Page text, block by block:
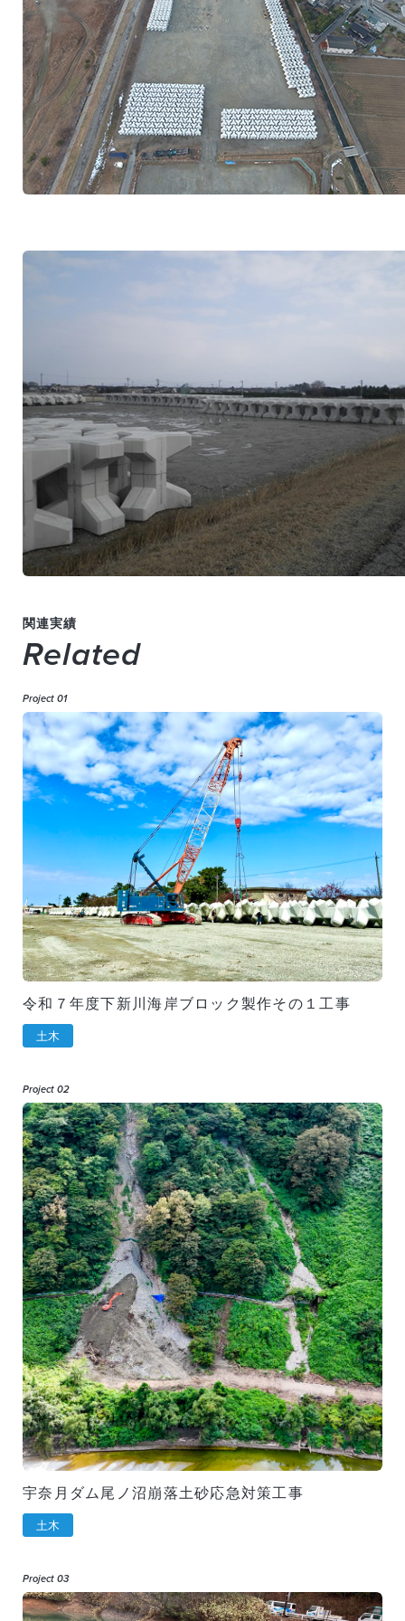
関連実績
Related
Project 01
令和７年度下新川海岸ブロック製作その１工事
土木
Project 02
宇奈月ダム尾ノ沼崩落土砂応急対策工事
土木
Project 03